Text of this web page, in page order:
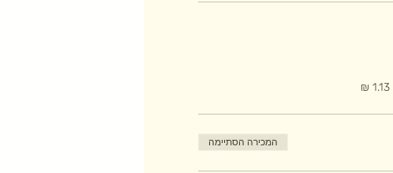
המכירה הסתיימה